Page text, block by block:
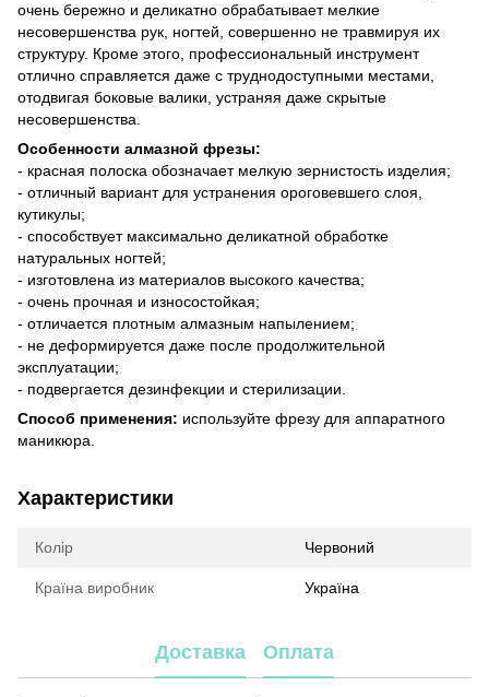
очень бережно и деликатно обрабатывает мелкие
несовершенства рук, ногтей, совершенно не травмируя их
структуру. Кроме этого, профессиональный инструмент
отлично справляется даже с труднодоступными местами,
отодвигая боковые валики, устраняя даже скрытые
несовершенства.
Особенности алмазной фрезы:
- красная полоска обозначает мелкую зернистость изделия;
- отличный вариант для устранения ороговевшего слоя,
кутикулы;
- способствует максимально деликатной обработке
натуральных ногтей;
- изготовлена из материалов высокого качества;
- очень прочная и износостойкая;
- отличается плотным алмазным напылением;
- не деформируется даже после продолжительной
эксплуатации;
- подвергается дезинфекции и стерилизации.
Способ применения: используйте фрезу для аппаратного
маникюра.
Характеристики
Колір Червоний
Країна виробник Україна
Доставка Оплата